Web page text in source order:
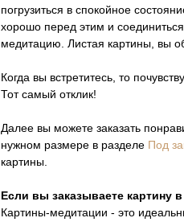
погрузиться в спокойное
хорошо перед этим и
медитацию. Листая картины, вы
Когда вы встретитесь, то
Тот самый отклик!
Далее вы можете заказать
нужном размере в разделе Под
картины.
Если вы заказываете картину
Картины-медитации - это